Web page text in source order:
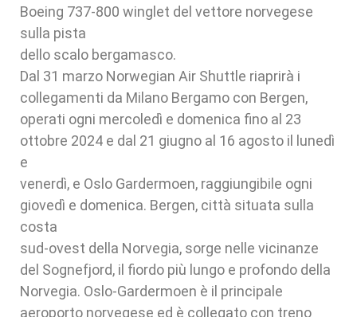
Boeing 737-800 winglet del vettore norvegese
sulla pista
dello scalo bergamasco.
Dal 31 marzo Norwegian Air Shuttle riaprirà i
collegamenti da Milano Bergamo con Bergen,
operati ogni mercoledì e domenica fino al 23
ottobre 2024 e dal 21 giugno al 16 agosto il lunedì
e
venerdì, e Oslo Gardermoen, raggiungibile ogni
giovedì e domenica. Bergen, città situata sulla
costa
sud-ovest della Norvegia, sorge nelle vicinanze
del Sognefjord, il fiordo più lungo e profondo della
Norvegia. Oslo-Gardermoen è il principale
aeroporto norvegese ed è collegato con treno